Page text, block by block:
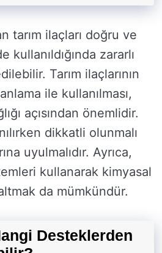
tarım ilaçları doğru ve
zararlı
Tarım ilaçlarının
ile kullanılması,
açısından önemlidir.
dikkatli olunmalı
uyulmalıdır. Ayrıca,
kullanarak kimyasal
da mümkündür.
Desteklerden